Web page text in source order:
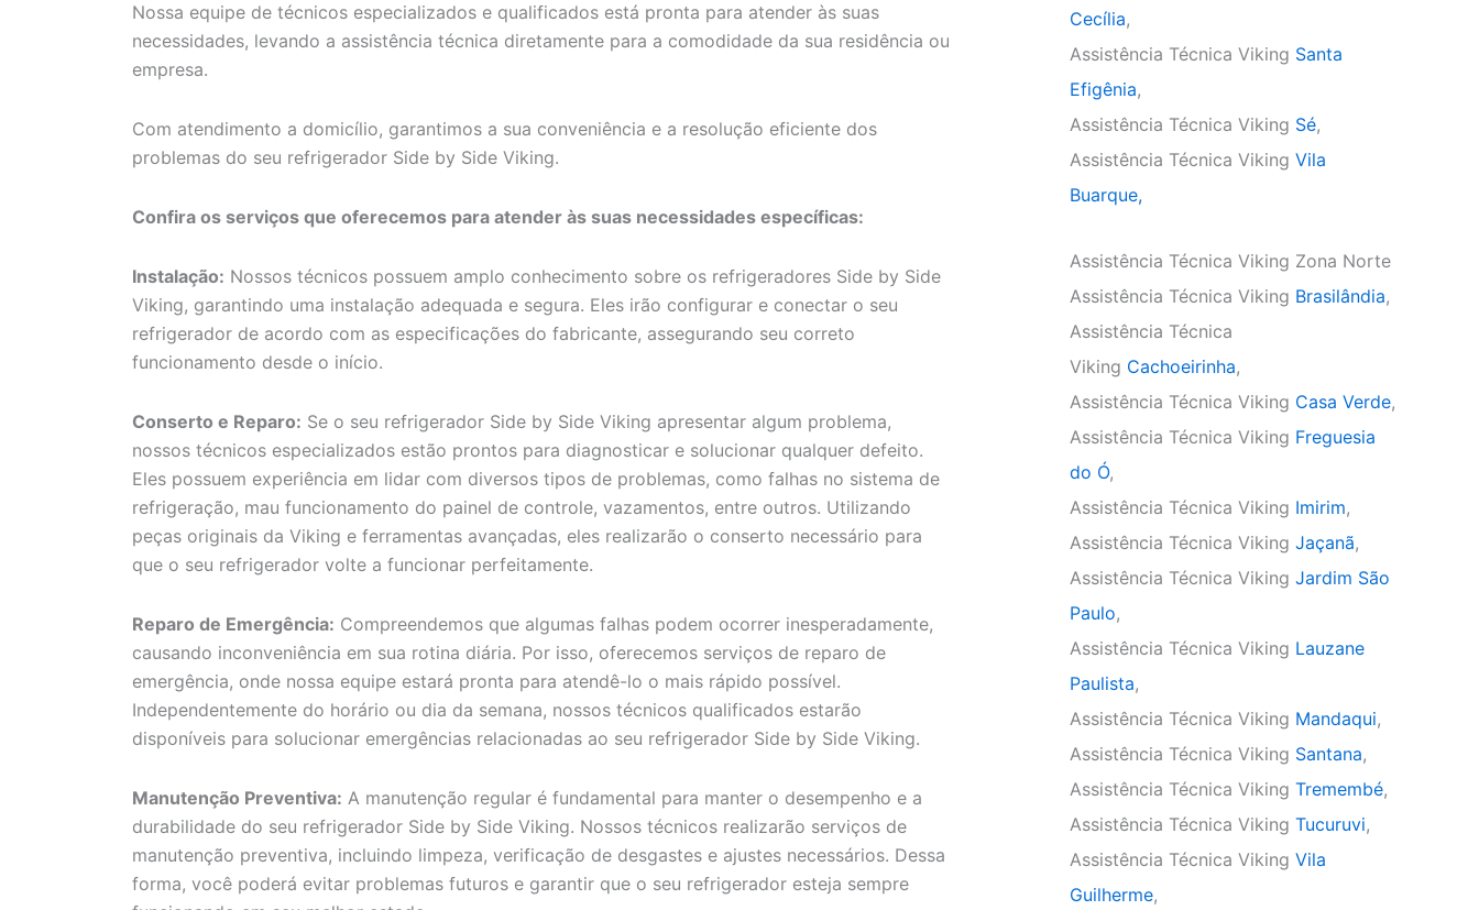
Nossa equipe de técnicos especializados e qualificados está pronta para atender às suas
necessidades, levando a assistência técnica diretamente para a comodidade da sua residência ou
empresa.
Com atendimento a domicílio, garantimos a sua conveniência e a resolução eficiente dos
problemas do seu refrigerador Side by Side Viking.
Confira os serviços que oferecemos para atender às suas necessidades específicas:
Instalação: Nossos técnicos possuem amplo conhecimento sobre os refrigeradores Side by Side
Viking, garantindo uma instalação adequada e segura. Eles irão configurar e conectar o seu
refrigerador de acordo com as especificações do fabricante, assegurando seu correto
funcionamento desde o início.
Conserto e Reparo: Se o seu refrigerador Side by Side Viking apresentar algum problema,
nossos técnicos especializados estão prontos para diagnosticar e solucionar qualquer defeito.
Eles possuem experiência em lidar com diversos tipos de problemas, como falhas no sistema de
refrigeração, mau funcionamento do painel de controle, vazamentos, entre outros. Utilizando
peças originais da Viking e ferramentas avançadas, eles realizarão o conserto necessário para
que o seu refrigerador volte a funcionar perfeitamente.
Reparo de Emergência: Compreendemos que algumas falhas podem ocorrer inesperadamente,
causando inconveniência em sua rotina diária. Por isso, oferecemos serviços de reparo de
emergência, onde nossa equipe estará pronta para atendê-lo o mais rápido possível.
Independentemente do horário ou dia da semana, nossos técnicos qualificados estarão
disponíveis para solucionar emergências relacionadas ao seu refrigerador Side by Side Viking.
Manutenção Preventiva: A manutenção regular é fundamental para manter o desempenho e a
durabilidade do seu refrigerador Side by Side Viking. Nossos técnicos realizarão serviços de
manutenção preventiva, incluindo limpeza, verificação de desgastes e ajustes necessários. Dessa
forma, você poderá evitar problemas futuros e garantir que o seu refrigerador esteja sempre
Cecília,
Assistência Técnica Viking Santa
Efigênia,
Assistência Técnica Viking Sé,
Assistência Técnica Viking Vila
Buarque,
Assistência Técnica Viking Zona Norte
Assistência Técnica Viking Brasilândia,
Assistência Técnica
Viking Cachoeirinha,
Assistência Técnica Viking Casa Verde,
Assistência Técnica Viking Freguesia
do Ó,
Assistência Técnica Viking Imirim,
Assistência Técnica Viking Jaçanã,
Assistência Técnica Viking Jardim São
Paulo,
Assistência Técnica Viking Lauzane
Paulista,
Assistência Técnica Viking Mandaqui,
Assistência Técnica Viking Santana,
Assistência Técnica Viking Tremembé,
Assistência Técnica Viking Tucuruvi,
Assistência Técnica Viking Vila
Guilherme,